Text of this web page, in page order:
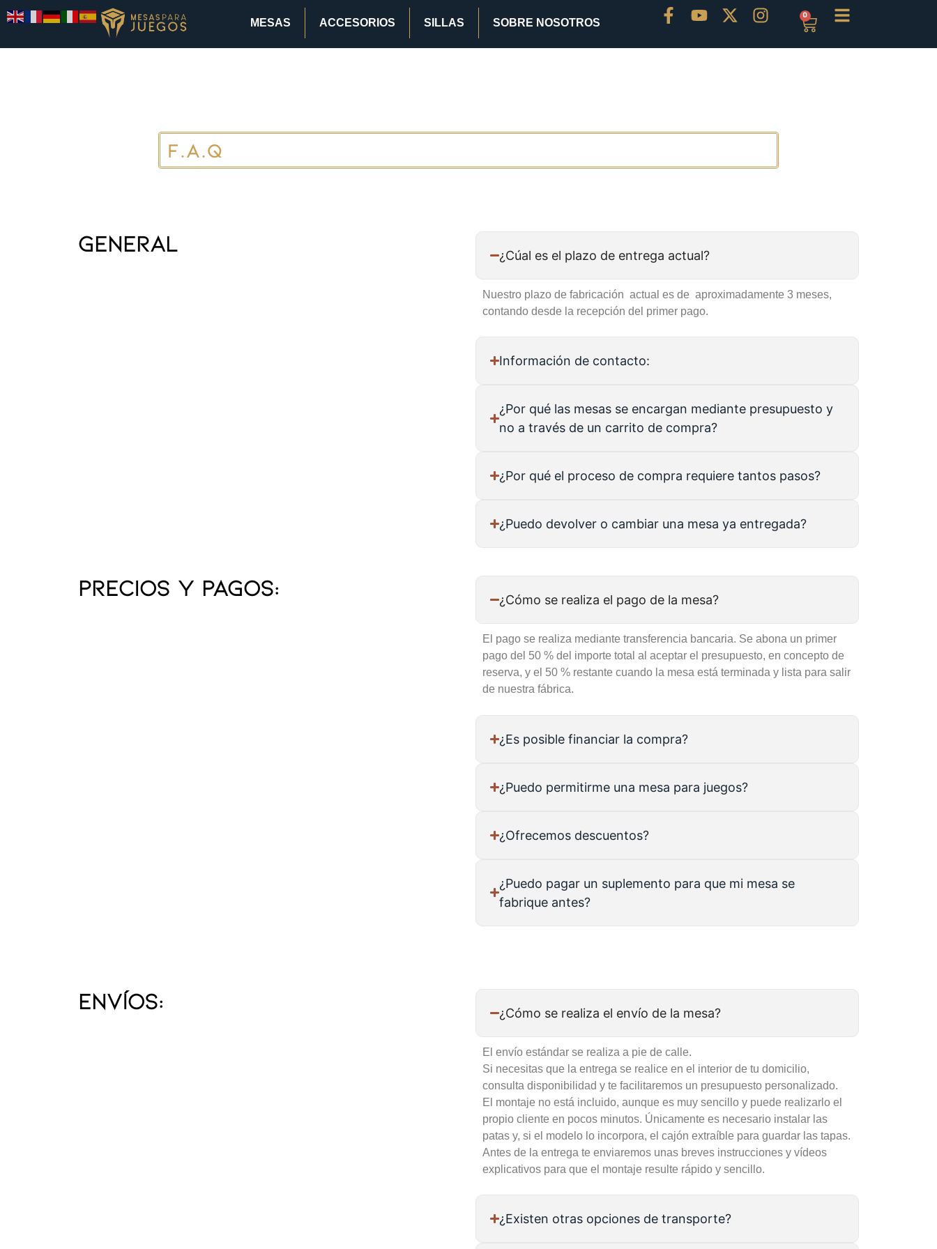
MESAS ACCESORIOS SILLAS SOBRE NOSOTROS
0
F.A.Q
General ¿Cúal es el plazo de entrega actual?
Nuestro plazo de fabricación actual es de aproximadamente 3 meses,
contando desde la recepción del primer pago.
Información de contacto:
¿Por qué las mesas se encargan mediante presupuesto y
no a través de un carrito de compra?
¿Por qué el proceso de compra requiere tantos pasos?
¿Puedo devolver o cambiar una mesa ya entregada?
PRECIOS Y PAGOS: ¿Cómo se realiza el pago de la mesa?
El pago se realiza mediante transferencia bancaria. Se abona un primer
pago del 50 % del importe total al aceptar el presupuesto, en concepto de
reserva, y el 50 % restante cuando la mesa está terminada y lista para salir
de nuestra fábrica.
¿Es posible financiar la compra?
¿Puedo permitirme una mesa para juegos?
¿Ofrecemos descuentos?
¿Puedo pagar un suplemento para que mi mesa se
fabrique antes?
Envíos: ¿Cómo se realiza el envío de la mesa?
El envío estándar se realiza a pie de calle.
Si necesitas que la entrega se realice en el interior de tu domicilio,
consulta disponibilidad y te facilitaremos un presupuesto personalizado.
El montaje no está incluido, aunque es muy sencillo y puede realizarlo el
propio cliente en pocos minutos. Únicamente es necesario instalar las
patas y, si el modelo lo incorpora, el cajón extraíble para guardar las tapas.
Antes de la entrega te enviaremos unas breves instrucciones y vídeos
explicativos para que el montaje resulte rápido y sencillo.
¿Existen otras opciones de transporte?